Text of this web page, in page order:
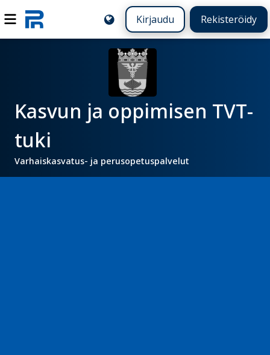
Kirjaudu Rekisteröidy
Kasvun ja oppimisen TVT-
tuki
Varhaiskasvatus- ja perusopetuspalvelut